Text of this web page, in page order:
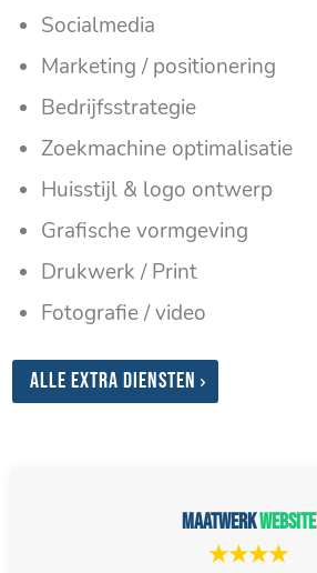
Socialmedia
Marketing / positionering
Bedrijfsstrategie
Zoekmachine optimalisatie
Huisstijl & logo ontwerp
Grafische vormgeving
Drukwerk / Print
Fotografie / video
Alle extra diensten
Maatwerkwebsite
★★★★